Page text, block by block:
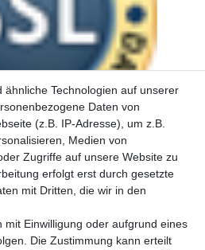
ähnliche Technologien auf unserer
Daten von
(z.B. IP-Adresse), um z.B.
Medien von
Zugriffe auf unsere Website zu
erfolgt erst durch gesetzte
mit Dritten, die wir in den
mit Einwilligung oder aufgrund eines
Die Zustimmung kann erteilt